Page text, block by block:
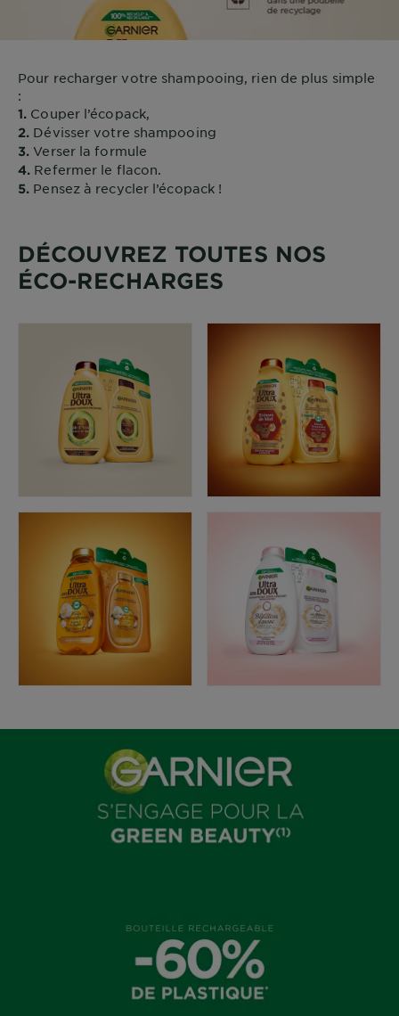
Pour recharger votre shampooing, rien de plus simple
:
1. Couper l’écopack,
2. Dévisser votre shampooing
3. Verser la formule
4. Refermer le flacon.
5. Pensez à recycler l’écopack !
DÉCOUVREZ TOUTES NOS
ÉCO-RECHARGES